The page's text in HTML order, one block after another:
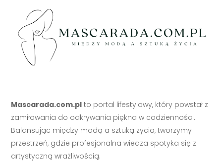
Mascarada.com.pl to portal lifestylowy, który powstał z
zamiłowania do odkrywania piękna w codzienności.
Balansując między modą a sztuką życia, tworzymy
przestrzeń, gdzie profesjonalna wiedza spotyka się z
artystyczną wrażliwością.